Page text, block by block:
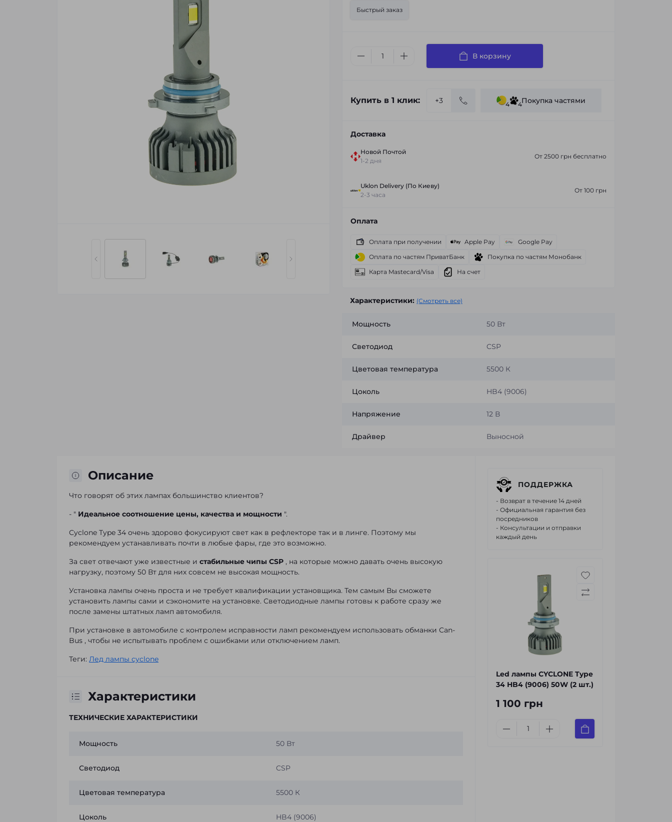
Быстрый заказ
В корзину
Купить в 1 клик: 4 4Покупка частями
Доставка
Новой Почтой
1-2 дня
От 2500 грн бесплатно
Uklon Delivery (По Киеву)
2-3 часа
От 100 грн
Оплата
Оплата при получении Apple Pay
Google Pay
Оплата по частям ПриватБанк
Покупка по частям Монобанк
Карта Mastecard/Visa
На счет
Характеристики: (Смотреть все)
Мощность 50 Вт
Светодиод CSP
Цветовая температура 5500 К
Цоколь HB4 (9006)
Напряжение 12 В
Драйвер Выносной
Описание
Что говорят об этих лампах большинство клиентов?
- " Идеальное соотношение цены, качества и мощности ".
Cyclone Type 34 очень здорово фокусируют свет как в рефлекторе так и в линге. Поэтому мы
рекомендуем устанавливать почти в любые фары, где это возможно.
За свет отвечают уже известные и стабильные чипы CSP , на которые можно давать очень высокую
нагрузку, поэтому 50 Вт для них совсем не высокая мощность.
Установка лампы очень проста и не требует квалификации установщика. Тем самым Вы сможете
установить лампы сами и сэкономите на установке. Светодиодные лампы готовы к работе сразу же
после замены штатных ламп автомобиля.
При установке в автомобиле с контролем исправности ламп рекомендуем использовать обманки Can-
Bus , чтобы не испытывать проблем с ошибками или отключением ламп.
Теги: Лед лампы cyclone
Характеристики
ТЕХНИЧЕСКИЕ ХАРАКТЕРИСТИКИ
Мощность 50 Вт
Светодиод CSP
Цветовая температура 5500 К
Цоколь HB4 (9006)
ПОДДЕРЖКА
- Возврат в течение 14 дней
- Официальная гарантия без
посредников
- Консультации и отправки
каждый день
Led лампы CYCLONE Type
34 HB4 (9006) 50W (2 шт.)
1 100 грн